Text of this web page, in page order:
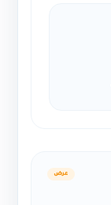
عرض